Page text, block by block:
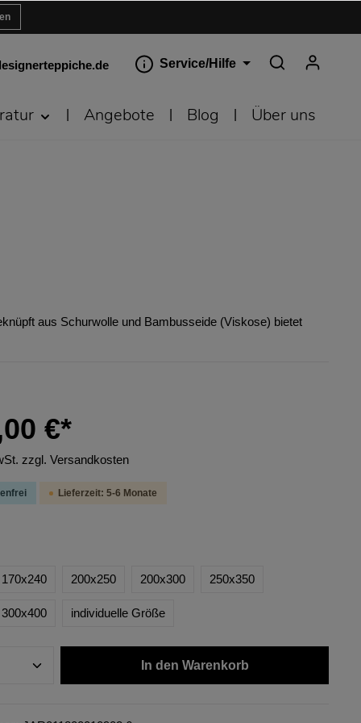
Service/Hilfe
Angebote Blog Über uns
aus Schurwolle und Bambusseide (Viskose) bietet
€*
zzgl. Versandkosten
Lieferzeit: 5-6 Monate
170x240 200x250 200x300 250x350
300x400 individuelle Größe
In den Warenkorb